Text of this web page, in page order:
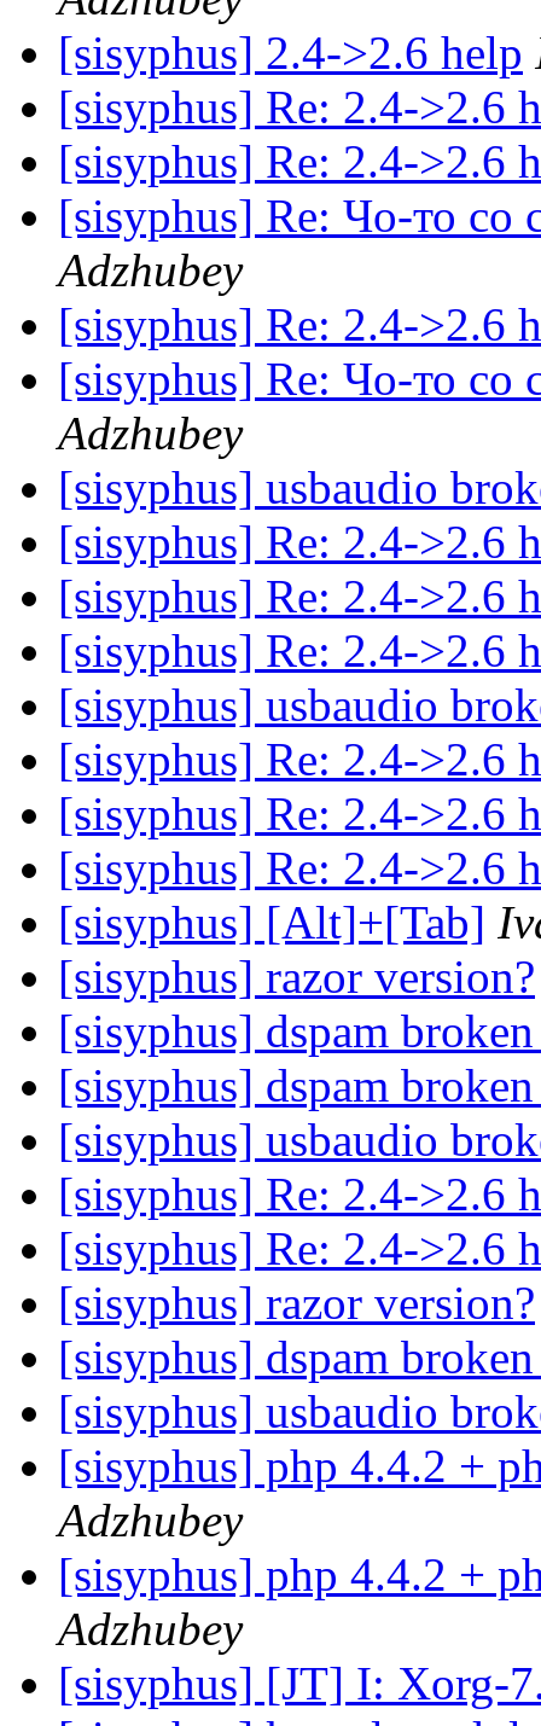
[sisyphus] 2.4->2.6 help
[sisyphus] Re: 2.4->2.6
[sisyphus] Re: 2.4->2.6
[sisyphus] Re: Чо-то со
Adzhubey
[sisyphus] Re: 2.4->2.6
[sisyphus] Re: Чо-то со
Adzhubey
[sisyphus] usbaudio
[sisyphus] Re: 2.4->2.6
[sisyphus] Re: 2.4->2.6
[sisyphus] Re: 2.4->2.6
[sisyphus] usbaudio
[sisyphus] Re: 2.4->2.6
[sisyphus] Re: 2.4->2.6
[sisyphus] Re: 2.4->2.6
[sisyphus] [Alt]+[Tab]
[sisyphus] razor version?
[sisyphus] dspam
[sisyphus] dspam
[sisyphus] usbaudio
[sisyphus] Re: 2.4->2.6
[sisyphus] Re: 2.4->2.6
[sisyphus] razor version?
[sisyphus] dspam
[sisyphus] usbaudio
[sisyphus] php 4.4.2 +
Adzhubey
[sisyphus] php 4.4.2 +
Adzhubey
[sisyphus] [JT] I: Xorg-